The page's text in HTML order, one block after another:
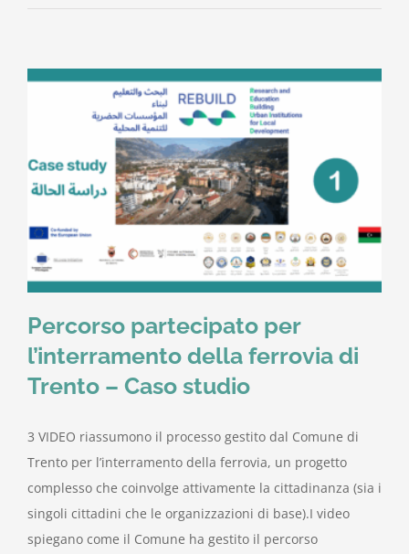
Percorso partecipato per
l’interramento della ferrovia di
Trento – Caso studio
3 VIDEO riassumono il processo gestito dal Comune di
Trento per l’interramento della ferrovia, un progetto
complesso che coinvolge attivamente la cittadinanza (sia i
singoli cittadini che le organizzazioni di base).I video
spiegano come il Comune ha gestito il percorso